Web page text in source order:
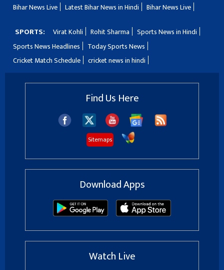
Bihar News Live
Latest Bihar News in Hindi Bihar News Live
SPORTS: Virat Kohli Rohit Sharma
Sports News in Hindi
Sports News Headlines
Today Sports News
Cricket Match Schedule
cricket news in hindi
Find Us Here
Sitemaps
Download Apps
Watch Live